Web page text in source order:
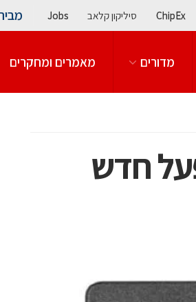
ChipEx סיליקון קלאב Jobs
מדורים מאמרים ומחקרים
חדש